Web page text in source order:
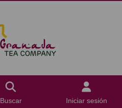
Buscar Iniciar sesión